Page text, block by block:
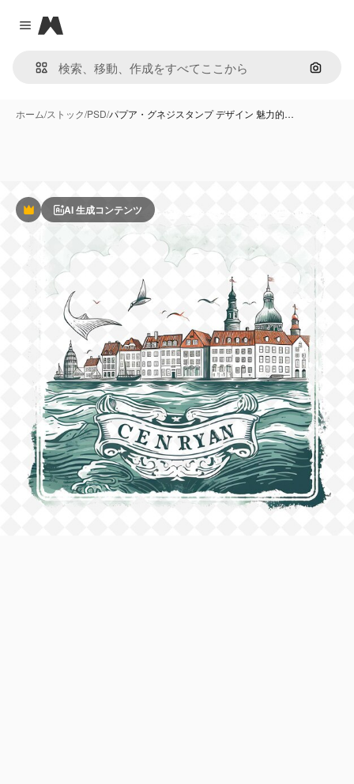
Close menu
Magnific
画像で
ホーム/ストック/PSD/パプア・グネジスタンプ デザイン 魅力的…
PremiumAI 生成コンテンツ